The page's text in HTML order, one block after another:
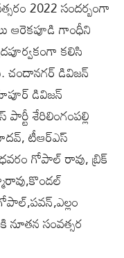
2022 సందర్బంగా
ఆరెకపూడి గాంధీని
కలిసి
చందానగర్ డివిజన్
డివిజన్
శేరిలింగంపల్లి
టీఆర్ఎస్
గోపాల్ రావు, బ్రిక్
నూతన సంవత్సర